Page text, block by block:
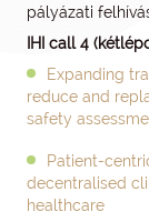
pályázati
IHI call 4
Expanding
reduce and
safety
Patient-
decentralised
healthcare